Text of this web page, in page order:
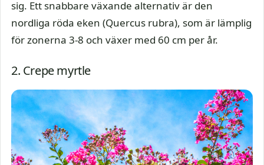
sig. Ett snabbare växande alternativ är den
nordliga röda eken (Quercus rubra), som är lämplig
för zonerna 3-8 och växer med 60 cm per år.
2. Crepe myrtle